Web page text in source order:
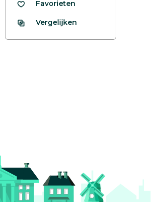
Favorieten
Vergelijken